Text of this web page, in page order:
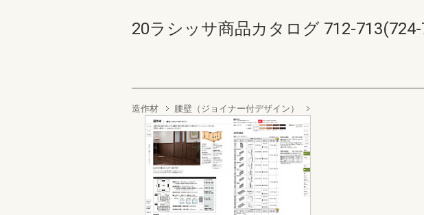
20ラシッサ商品カタログ 712-713(724-
造作材 腰壁（ジョイナー付デザイン）